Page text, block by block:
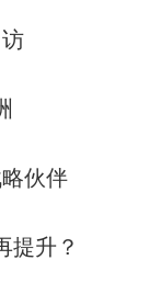
伙伴
提升？